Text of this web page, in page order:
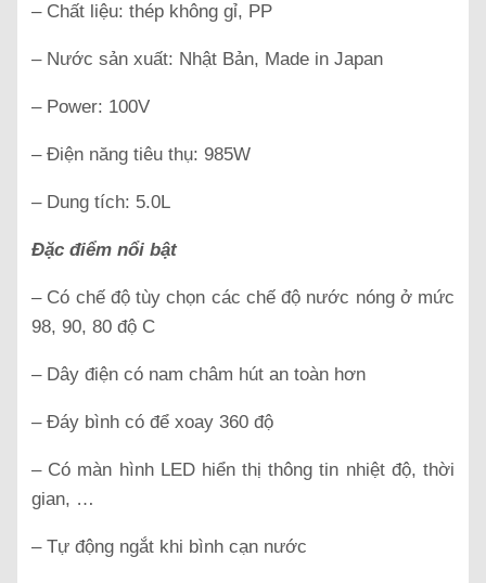
– Chất liệu: thép không gỉ, PP
– Nước sản xuất: Nhật Bản, Made in Japan
– Power: 100V
– Điện năng tiêu thụ: 985W
– Dung tích: 5.0L
Đặc điểm nổi bật
– Có chế độ tùy chọn các chế độ nước nóng ở mức
98, 90, 80 độ C
– Dây điện có nam châm hút an toàn hơn
– Đáy bình có để xoay 360 độ
– Có màn hình LED hiển thị thông tin nhiệt độ, thời
gian, …
– Tự động ngắt khi bình cạn nước